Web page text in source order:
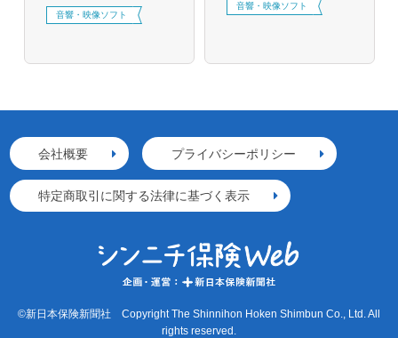
音響・映像ソフト
音響・映像ソフト
会社概要 プライバシーポリシー
特定商取引に関する法律に基づく表示
©新日本保険新聞社 Copyright The Shinnihon Hoken Shimbun Co., Ltd. All
rights reserved.